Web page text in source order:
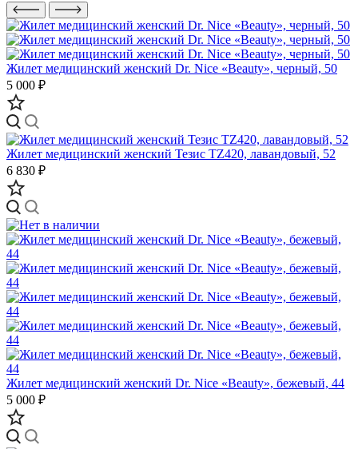
Жилет медицинский женский Dr. Nice «Beauty», черный, 50
5 000 ₽
Жилет медицинский женский Тезис TZ420, лавандовый, 52
6 830 ₽
Жилет медицинский женский Dr. Nice «Beauty», бежевый, 44
5 000 ₽